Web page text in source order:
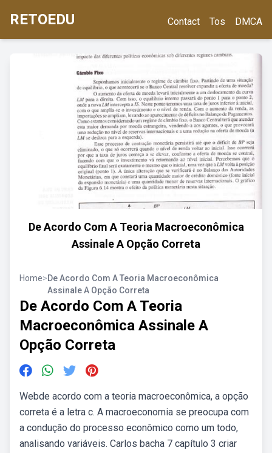
RETOEDU Contact Tos DMCA
De Acordo Com A Teoria Macroeconômica
Assinale A Opção Correta
Home>De Acordo Com A Teoria Macroeconômica
Assinale A Opção Correta
De Acordo Com A Teoria
Macroeconômica Assinale A
Opção Correta
Webde acordo com a teoria macroeconômica, a opção
correta é a letra c. A macroeconomia se preocupa com
a condução do processo econômico como um todo,
analisando variáveis. Carlos bacha 7 capítulo 3 criar